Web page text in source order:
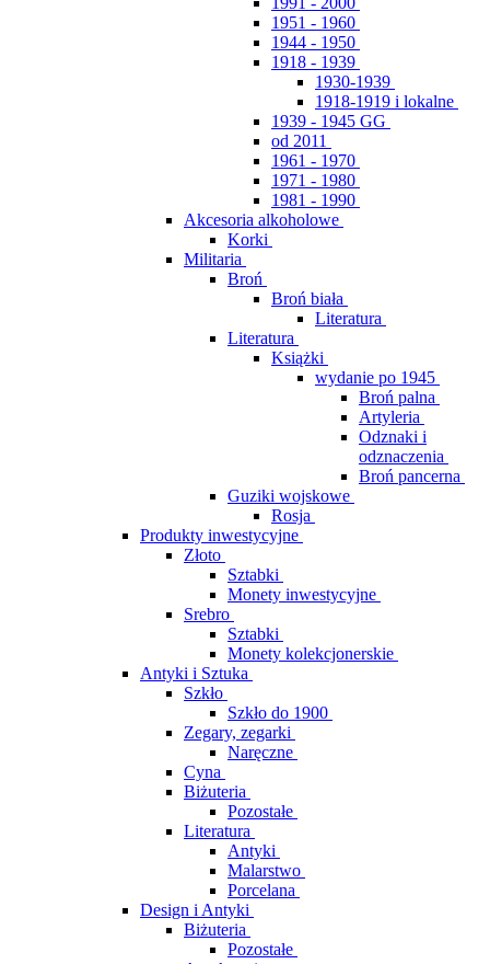
1951 - 1960
1944 - 1950
1918 - 1939
1930-1939
1918-1919 i lokalne
1939 - 1945 GG
od 2011
1961 - 1970
1971 - 1980
1981 - 1990
Akcesoria alkoholowe
Korki
Militaria
Broń
Broń biała
Literatura
Literatura
Książki
wydanie po 1945
Broń palna
Artyleria
Odznaki i
odznaczenia
Broń pancerna
Guziki wojskowe
Rosja
Produkty inwestycyjne
Złoto
Sztabki
Monety inwestycyjne
Srebro
Sztabki
Monety kolekcjonerskie
Antyki i Sztuka
Szkło
Szkło do 1900
Zegary, zegarki
Naręczne
Cyna
Biżuteria
Pozostałe
Literatura
Antyki
Malarstwo
Porcelana
Design i Antyki
Biżuteria
Pozostałe